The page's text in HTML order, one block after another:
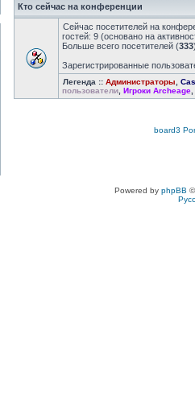
Кто сейчас на конференции
Сейчас посетителей на
гостей: 9 (основано на
Больше всего посетителей (333
Зарегистрированные
Легенда :: Администраторы
пользователи Игроки Archeage
board3
Powered by phpBB